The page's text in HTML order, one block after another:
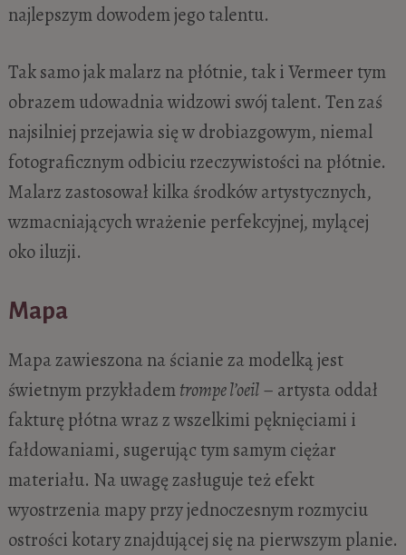
najlepszym dowodem jego talentu.
Tak samo jak malarz na płótnie, tak i Vermeer tym
obrazem udowadnia widzowi swój talent. Ten zaś
najsilniej przejawia się w drobiazgowym, niemal
fotograficznym odbiciu rzeczywistości na płótnie.
Malarz zastosował kilka środków artystycznych,
wzmacniających wrażenie perfekcyjnej, mylącej
oko iluzji.
Mapa
Mapa zawieszona na ścianie za modelką jest
świetnym przykłademtrompe l’oeil– artysta oddał
fakturę płótna wraz z wszelkimi pęknięciami i
fałdowaniami, sugerując tym samym ciężar
materiału. Na uwagę zasługuje też efekt
wyostrzenia mapy przy jednoczesnym rozmyciu
ostrości kotary znajdującej się na pierwszym planie.